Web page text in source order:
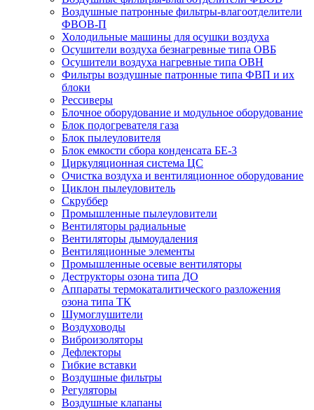
Воздушные патронные фильтры-влагоотделители
ФВОВ-П
Холодильные машины для осушки воздуха
Осушители воздуха безнагревные типа ОВБ
Осушители воздуха нагревные типа ОВН
Фильтры воздушные патронные типа ФВП и их
блоки
Рессиверы
Блочное оборудование и модульное оборудование
Блок подогревателя газа
Блок пылеуловителя
Блок емкости сбора конденсата БЕ-3
Циркуляционная система ЦС
Очистка воздуха и вентиляционное оборудование
Циклон пылеуловитель
Скруббер
Промышленные пылеуловители
Вентиляторы радиальные
Вентиляторы дымоудаления
Вентиляционные элементы
Промышленные осевые вентиляторы
Деструкторы озона типа ДО
Аппараты термокаталитического разложения
озона типа ТК
Шумоглушители
Воздуховоды
Виброизоляторы
Дефлекторы
Гибкие вставки
Воздушные фильтры
Регуляторы
Воздушные клапаны